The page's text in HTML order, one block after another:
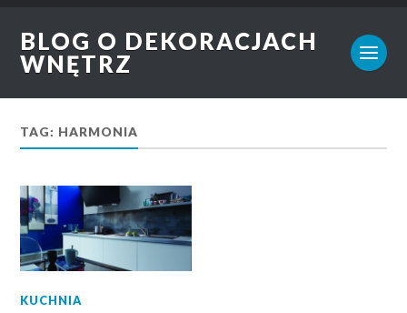
BLOG O DEKORACJACH
WNĘTRZ
TAG: HARMONIA
KUCHNIA